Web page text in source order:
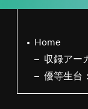
Home
収録アー
優等生台